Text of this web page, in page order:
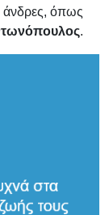
άνδρες, όπως
.